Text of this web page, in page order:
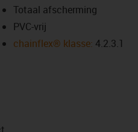
Totaal afscherming
PVC-vrij
chainflex® klasse: 4.2.3.1